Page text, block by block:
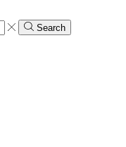
Search